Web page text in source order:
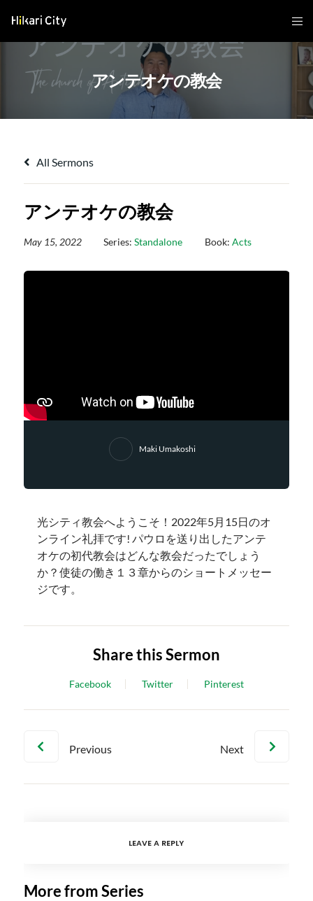
アンテオケの教会
All Sermons
アンテオケの教会
May 15, 2022 Series: Standalone Book: Acts
Maki Umakoshi
光シティ教会へようこそ！2022年5月15日のオ
ンライン礼拝です! パウロを送り出したアンテ
オケの初代教会はどんな教会だったでしょう
か？使徒の働き１３章からのショートメッセー
ジです。
Share this Sermon
Facebook Twitter Pinterest
Previous Next
LEAVE A REPLY
More from Series